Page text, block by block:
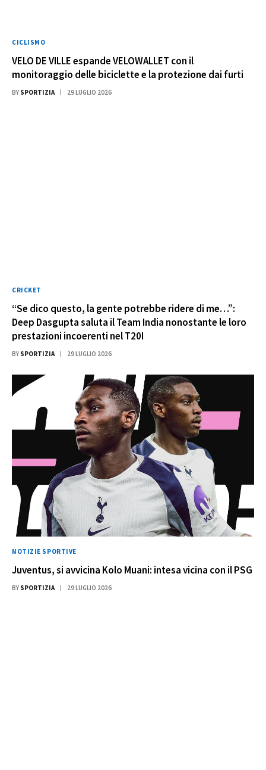
CICLISMO
VELO DE VILLE espande VELOWALLET con il
monitoraggio delle biciclette e la protezione dai furti
BY SPORTIZIA 29 LUGLIO 2026
CRICKET
“Se dico questo, la gente potrebbe ridere di me…”:
Deep Dasgupta saluta il Team India nonostante le loro
prestazioni incoerenti nel T20I
BY SPORTIZIA 29 LUGLIO 2026
NOTIZIE SPORTIVE
Juventus, si avvicina Kolo Muani: intesa vicina con il PSG
BY SPORTIZIA 29 LUGLIO 2026